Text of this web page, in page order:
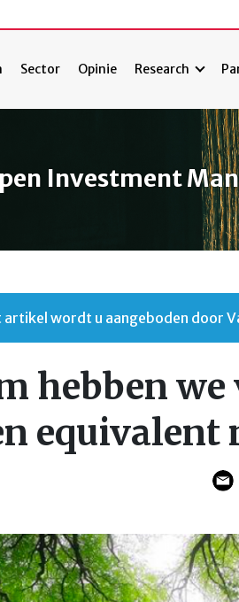
Sector Opinie Research
Investment
artikel wordt u aangeboden door
hebben we
equivalent